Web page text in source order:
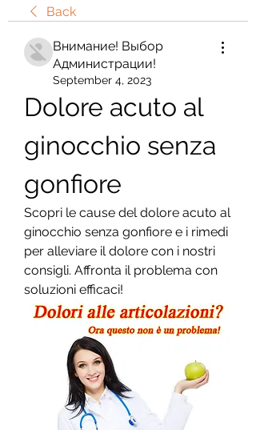
Back
Внимание! Выбор
Администрации!
September 4, 2023
Dolore acuto al
ginocchio senza
gonfiore
Scopri le cause del dolore acuto al
ginocchio senza gonfiore e i rimedi
per alleviare il dolore con i nostri
consigli. Affronta il problema con
soluzioni efficaci!